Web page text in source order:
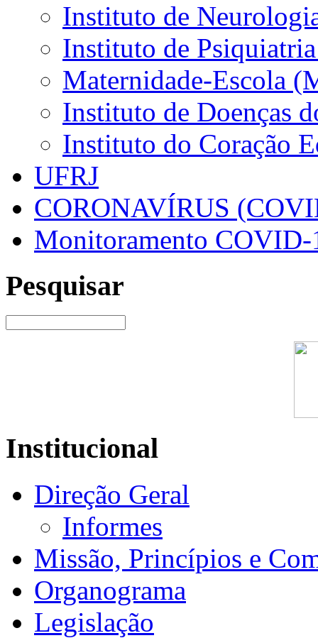
Instituto de
Instituto de
Maternidade-Escola
Instituto de Doenças
Instituto do Coração
UFRJ
CORONAVÍRUS
Monitoramento COVID-
Pesquisar
Institucional
Direção Geral
Informes
Missão, Princípios e
Organograma
Legislação